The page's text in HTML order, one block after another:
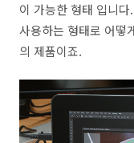
이 가능한 형태 입니
사용하는 형태로 어떻
의 제품이죠.